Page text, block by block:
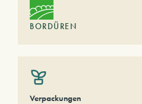
BORDÜREN
Verpackungen